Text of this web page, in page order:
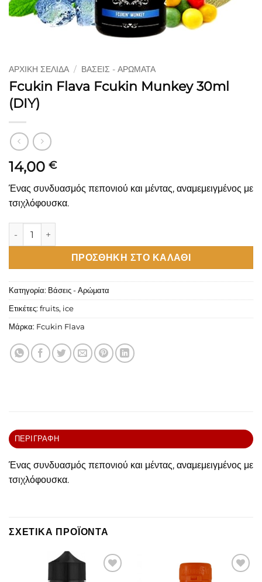
ΑΡΧΙΚΉ ΣΕΛΊΔΑ / ΒΆΣΕΙΣ - ΑΡΏΜΑΤΑ
Fcukin Flava Fcukin Munkey 30ml
(DIY)
14,00 €
Ένας συνδυασμός πεπονιού και μέντας, αναμεμειγμένος με
τσιχλόφουσκα.
Fcukin Flava Fcukin Munkey 30ml (DIY) ποσότητα
ΠΡΟΣΘΉΚΗ ΣΤΟ ΚΑΛΆΘΙ
Κατηγορία: Βάσεις - Αρώματα
Ετικέτες: fruits, ice
Μάρκα: Fcukin Flava
ΠΕΡΙΓΡΑΦΉ
Ένας συνδυασμός πεπονιού και μέντας, αναμεμειγμένος με
τσιχλόφουσκα.
ΣΧΕΤΙΚΆ ΠΡΟΪΌΝΤΑ